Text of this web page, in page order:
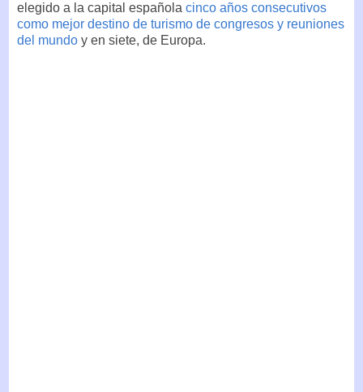
elegido a la capital española cinco años consecutivos
como mejor destino de turismo de congresos y reuniones
del mundo y en siete, de Europa.